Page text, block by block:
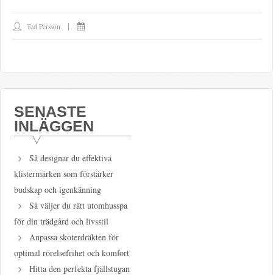
Ted Persson
SENASTE
INLÄGGEN
Så designar du effektiva
klistermärken som förstärker
budskap och igenkänning
Så väljer du rätt utomhusspa
för din trädgård och livsstil
Anpassa skoterdräkten för
optimal rörelsefrihet och komfort
Hitta den perfekta fjällstugan